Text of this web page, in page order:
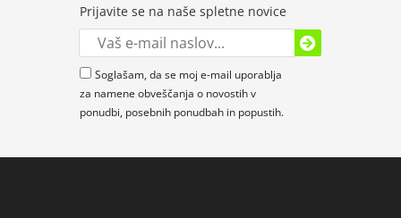
Prijavite se na naše spletne novice
Soglašam, da se moj e-mail uporablja
za namene obveščanja o novostih v
ponudbi, posebnih ponudbah in popustih.